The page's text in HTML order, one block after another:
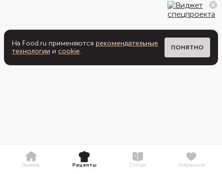
На Food.ru применяются рекомендательные
технологии и cookie. ПОНЯТНО
Главная Рецепты Статьи Избранное